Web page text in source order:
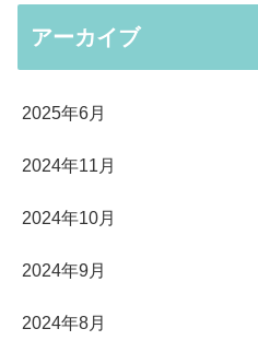
アーカイブ
2025年6月
2024年11月
2024年10月
2024年9月
2024年8月